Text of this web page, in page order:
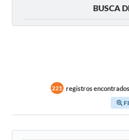
Transparência
Carta de Serviços
BUSCA
221 registros